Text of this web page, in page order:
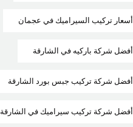
أسعار تركيب السيراميك في عجمان
أفضل شركة باركيه في الشارقة
أفضل شركة تركيب جبس بورد الشارقة
أفضل شركة تركيب سيراميك في الشارقة